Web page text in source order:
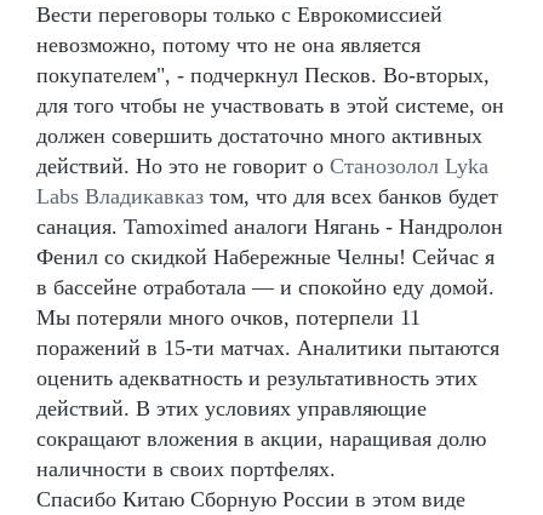
Вести переговоры только с Еврокомиссией
невозможно, потому что не она является
покупателем", - подчеркнул Песков. Во-вторых,
для того чтобы не участвовать в этой системе, он
должен совершить достаточно много активных
действий. Но это не говорит о Станозолол Lyka
Labs Владикавказ том, что для всех банков будет
санация. Tamoximed аналоги Нягань - Нандролон
Фенил со скидкой Набережные Челны! Сейчас я
в бассейне отработала — и спокойно еду домой.
Мы потеряли много очков, потерпели 11
поражений в 15-ти матчах. Аналитики пытаются
оценить адекватность и результативность этих
действий. В этих условиях управляющие
сокращают вложения в акции, наращивая долю
наличности в своих портфелях.
Спасибо Китаю Сборную России в этом виде